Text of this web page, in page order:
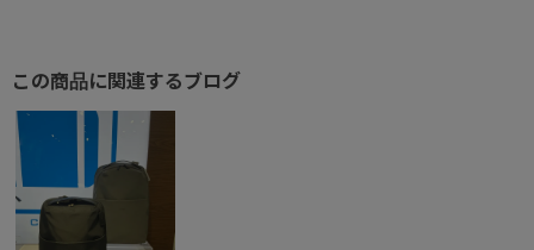
ブランドロゴ変更
旧
この商品に関連するブログ